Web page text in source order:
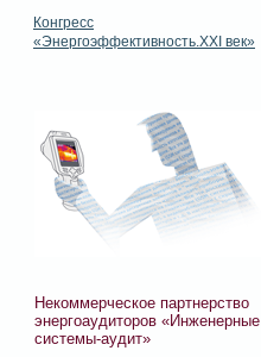
Конгресс
«Энергоэффективность.XXI век»
Некоммерческое партнерство
энергоаудиторов «Инженерные
системы-аудит»